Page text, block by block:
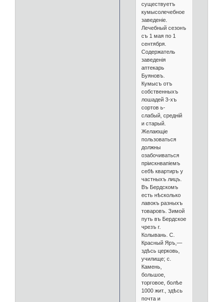
существуетъ
кумысолечебное
заведеніе.
Лечебный сезонъ
съ 1 мая по 1
сентября.
Содержатель
заведенія
аптекарь
Буяновъ.
Кумысъ отъ
собственныхъ
лошадей 3-хъ
сортов ь-
слабый, средній
и старый.
Желающіе
пользоваться
должны
озабочиваться
пріискнвапіемъ
себѣ квартиръ у
частныхъ лицъ.
Въ Бердскомъ
есть нѣсколько
лавокъ разныхъ
товаровъ. Зимой
путь въ Бердское
чрезъ г.
Колывань. С.
Красный Яръ,—
здѣсь церковь,
училище; с.
Камень,
большое,
торговое, болѣе
1000 жит., здѣсь
почта и